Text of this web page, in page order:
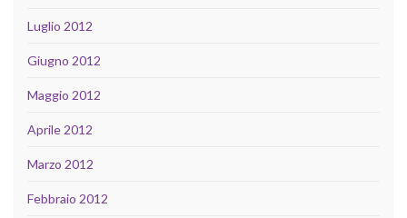
Luglio 2012
Giugno 2012
Maggio 2012
Aprile 2012
Marzo 2012
Febbraio 2012